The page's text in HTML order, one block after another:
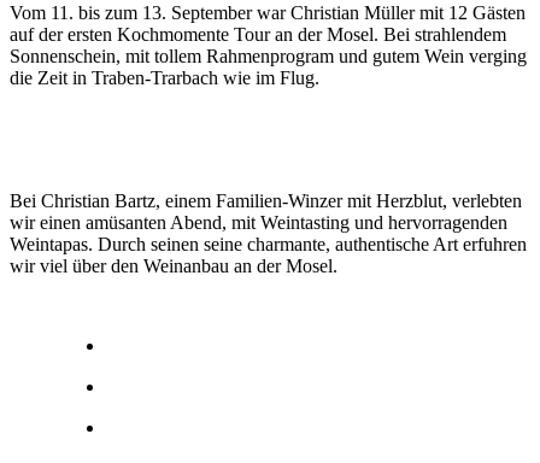
Vom 11. bis zum 13. September war Christian Müller mit 12 Gästen
auf der ersten Kochmomente Tour an der Mosel. Bei strahlendem
Sonnenschein, mit tollem Rahmenprogram und gutem Wein verging
die Zeit in Traben-Trarbach wie im Flug.
Bei Christian Bartz, einem Familien-Winzer mit Herzblut, verlebten
wir einen amüsanten Abend, mit Weintasting und hervorragenden
Weintapas. Durch seinen seine charmante, authentische Art erfuhren
wir viel über den Weinanbau an der Mosel.